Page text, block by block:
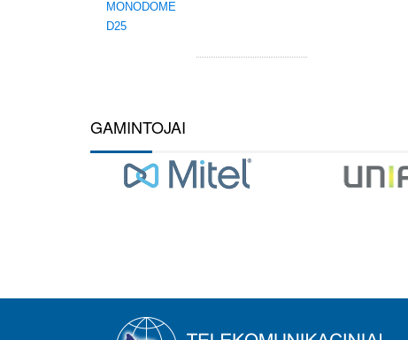
GAMINTOJAI